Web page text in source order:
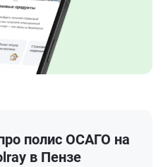
полис ОСАГО на
в Пензе